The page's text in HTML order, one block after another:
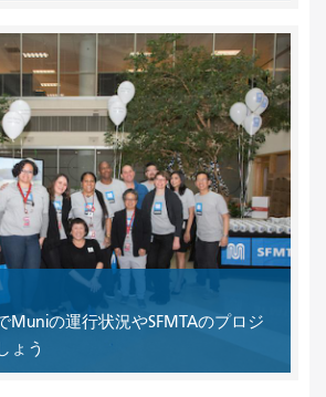
Muniの運行状況やSFMTAのプロジ
ょう